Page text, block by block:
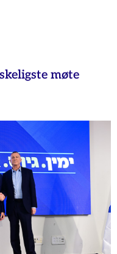
møte